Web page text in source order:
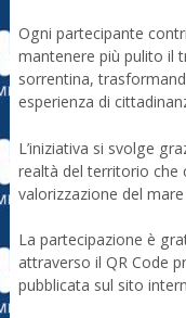
Ogni partecipante
mantenere più pulito il
sorrentina,
esperienza di
L’iniziativa si svolge
realtà del territorio che
valorizzazione del
La partecipazione è
attraverso il QR Code
pubblicata sul sito